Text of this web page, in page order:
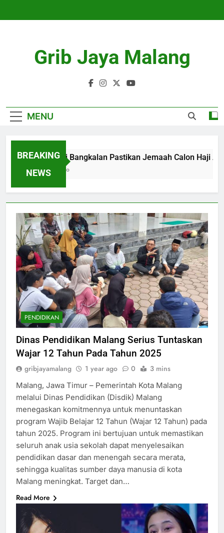
Grib Jaya Malang
MENU
BREAKING
NEWS
Kemenhaj Bangkalan Pastikan Jemaah Calon Haji
4 Months Ago
PENDIDIKAN
Dinas Pendidikan Malang Serius Tuntaskan
Wajar 12 Tahun Pada Tahun 2025
gribjayamalang 1 year ago 0 3 mins
Malang, Jawa Timur – Pemerintah Kota Malang
melalui Dinas Pendidikan (Disdik) Malang
menegaskan komitmennya untuk menuntaskan
program Wajib Belajar 12 Tahun (Wajar 12 Tahun) pada
tahun 2025. Program ini bertujuan untuk memastikan
seluruh anak usia sekolah dapat menyelesaikan
pendidikan dasar dan menengah secara merata,
sehingga kualitas sumber daya manusia di kota
Malang meningkat. Target dan…
Read More